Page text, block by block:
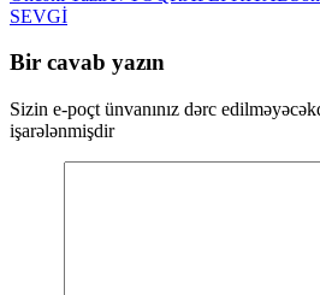
üzrə
naviqasiya
SEVGİ
Bir cavab yazın
Sizin e-poçt ünvanınız dərc
işarələnmişdir